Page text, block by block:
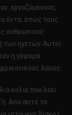
εργαζόμενους,
όντα, όπως τους
ανθρώπινες
των ηγετών. Αυτοί
η γέφυρα
λαούς.
κολιέ που λέει
Από αυτό το